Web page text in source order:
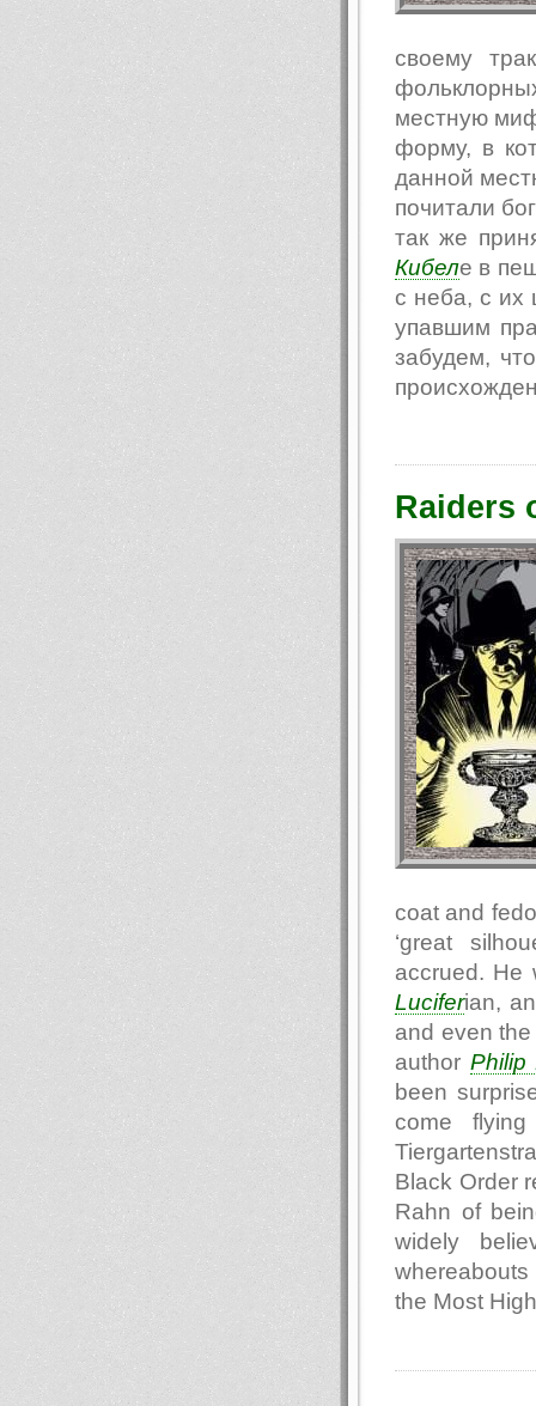
своему
местную
форму, в
данной
почитали
так же
Кибеле в
с неба, с их
упавшим
забудем,
Raiders
coat and
‘great
accrued. He
Luciferian,
and even
author Philip
been
come
Black Order
Rahn of
widely
the Most